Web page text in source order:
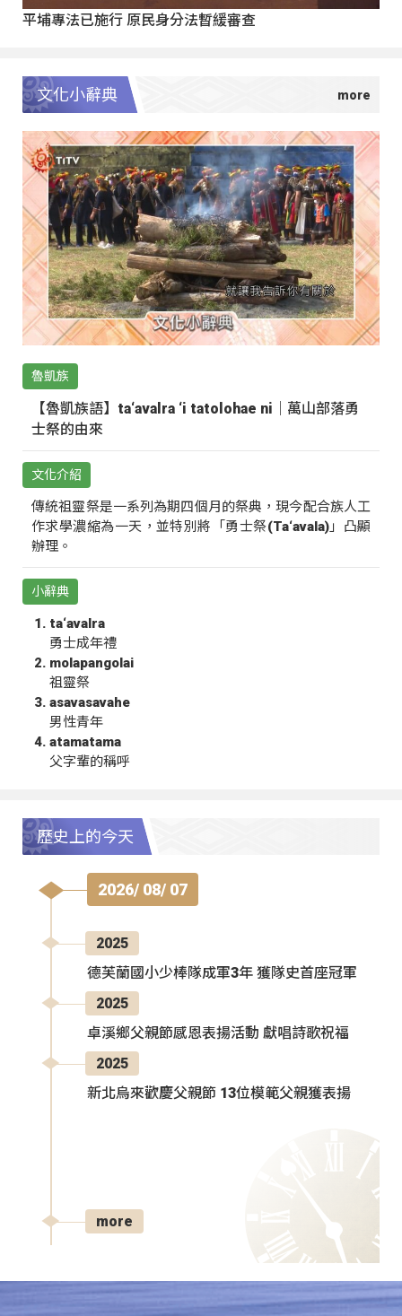
平埔專法已施行 原民身分法暫緩審查
文化小辭典
魯凱族
【魯凱族語】ta‘avalra ‘i tatolohae ni｜萬山部落勇
士祭的由來
文化介紹
傳統祖靈祭是一系列為期四個月的祭典，現今配合族人工
作求學濃縮為一天，並特別將「勇士祭(Ta‘avala)」凸顯
辦理。
小辭典
ta‘avalra
勇士成年禮
molapangolai
祖靈祭
asavasavahe
男性青年
atamatama
父字輩的稱呼
歷史上的今天
2026/ 08/ 07
2025
德芙蘭國小少棒隊成軍3年 獲隊史首座冠軍
2025
卓溪鄉父親節感恩表揚活動 獻唱詩歌祝福
2025
新北烏來歡慶父親節 13位模範父親獲表揚
more